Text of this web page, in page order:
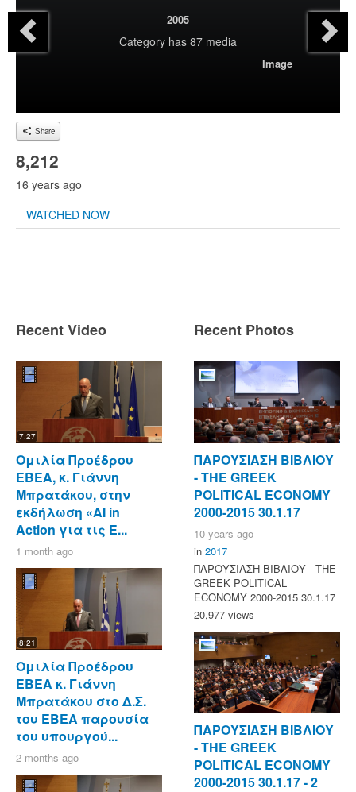
2005
Category has 87 media
Image
Share
8,212
16 years ago
WATCHED NOW
Recent Video
7:27
Ομιλία Προέδρου
ΕΒΕΑ, κ. Γιάννη
Μπρατάκου, στην
εκδήλωση «AI in
Action για τις Ε...
1 month ago
8:21
Ομιλία Προέδρου
ΕΒΕΑ κ. Γιάννη
Μπρατάκου στο Δ.Σ.
του ΕΒΕΑ παρουσία
του υπουργού...
2 months ago
Recent Photos
ΠΑΡΟΥΣΙΑΣΗ ΒΙΒΛΙΟΥ
- ΤΗΕ GREEK
POLITICAL ECONOMY
2000-2015 30.1.17
10 years ago
in 2017
ΠΑΡΟΥΣΙΑΣΗ ΒΙΒΛΙΟΥ - ΤΗΕ
GREEK POLITICAL
ECONOMY 2000-2015 30.1.17
20,977 views
ΠΑΡΟΥΣΙΑΣΗ ΒΙΒΛΙΟΥ
- ΤΗΕ GREEK
POLITICAL ECONOMY
2000-2015 30.1.17 - 2